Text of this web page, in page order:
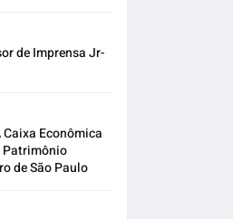
de Imprensa Jr-
Econômica
Patrimônio
de São Paulo